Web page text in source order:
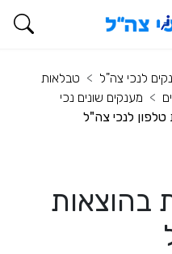
לנכי צה"ל
טבלאות
מענקים שונים נכי
לנכי צה"ל
בהוצאות